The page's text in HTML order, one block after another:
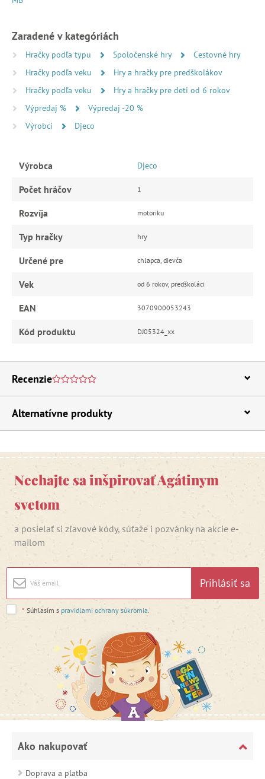
Zaradené v kategóriách
Hračky podľa typu Spoločenské hry
Cestovné hry
Hračky podľa veku
Hry a hračky pre predškolákov
Hračky podľa veku
Hry a hračky pre deti od 6 rokov
Výpredaj %
Výpredaj -20 %
Výrobci
Djeco
Výrobca Djeco
Počet hráčov 1
Rozvíja motoriku
Typ hračky hry
Určené pre chlapca, dievča
Vek od 6 rokov, predškoláci
EAN 3070900053243
Kód produktu DJ05324_xx
Recenzie
Alternatívne produkty
Nechajte sa inšpirovať Agátinym
svetom
a posielať si zľavové kódy, súťaže i pozvánky na akcie e-
mailom
Prihlásiť sa
* Súhlasím s pravidlami ochrany súkromia
Ako nakupovať
Doprava a platba